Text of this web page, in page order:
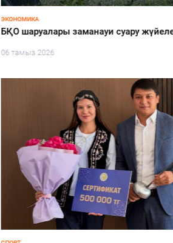
суару жүйелеріне көшуде